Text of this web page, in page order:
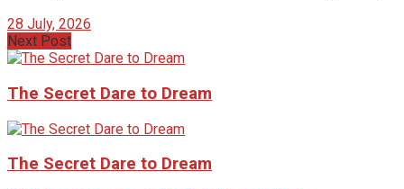
28 July, 2026
Next Post
The Secret Dare to Dream
The Secret Dare to Dream